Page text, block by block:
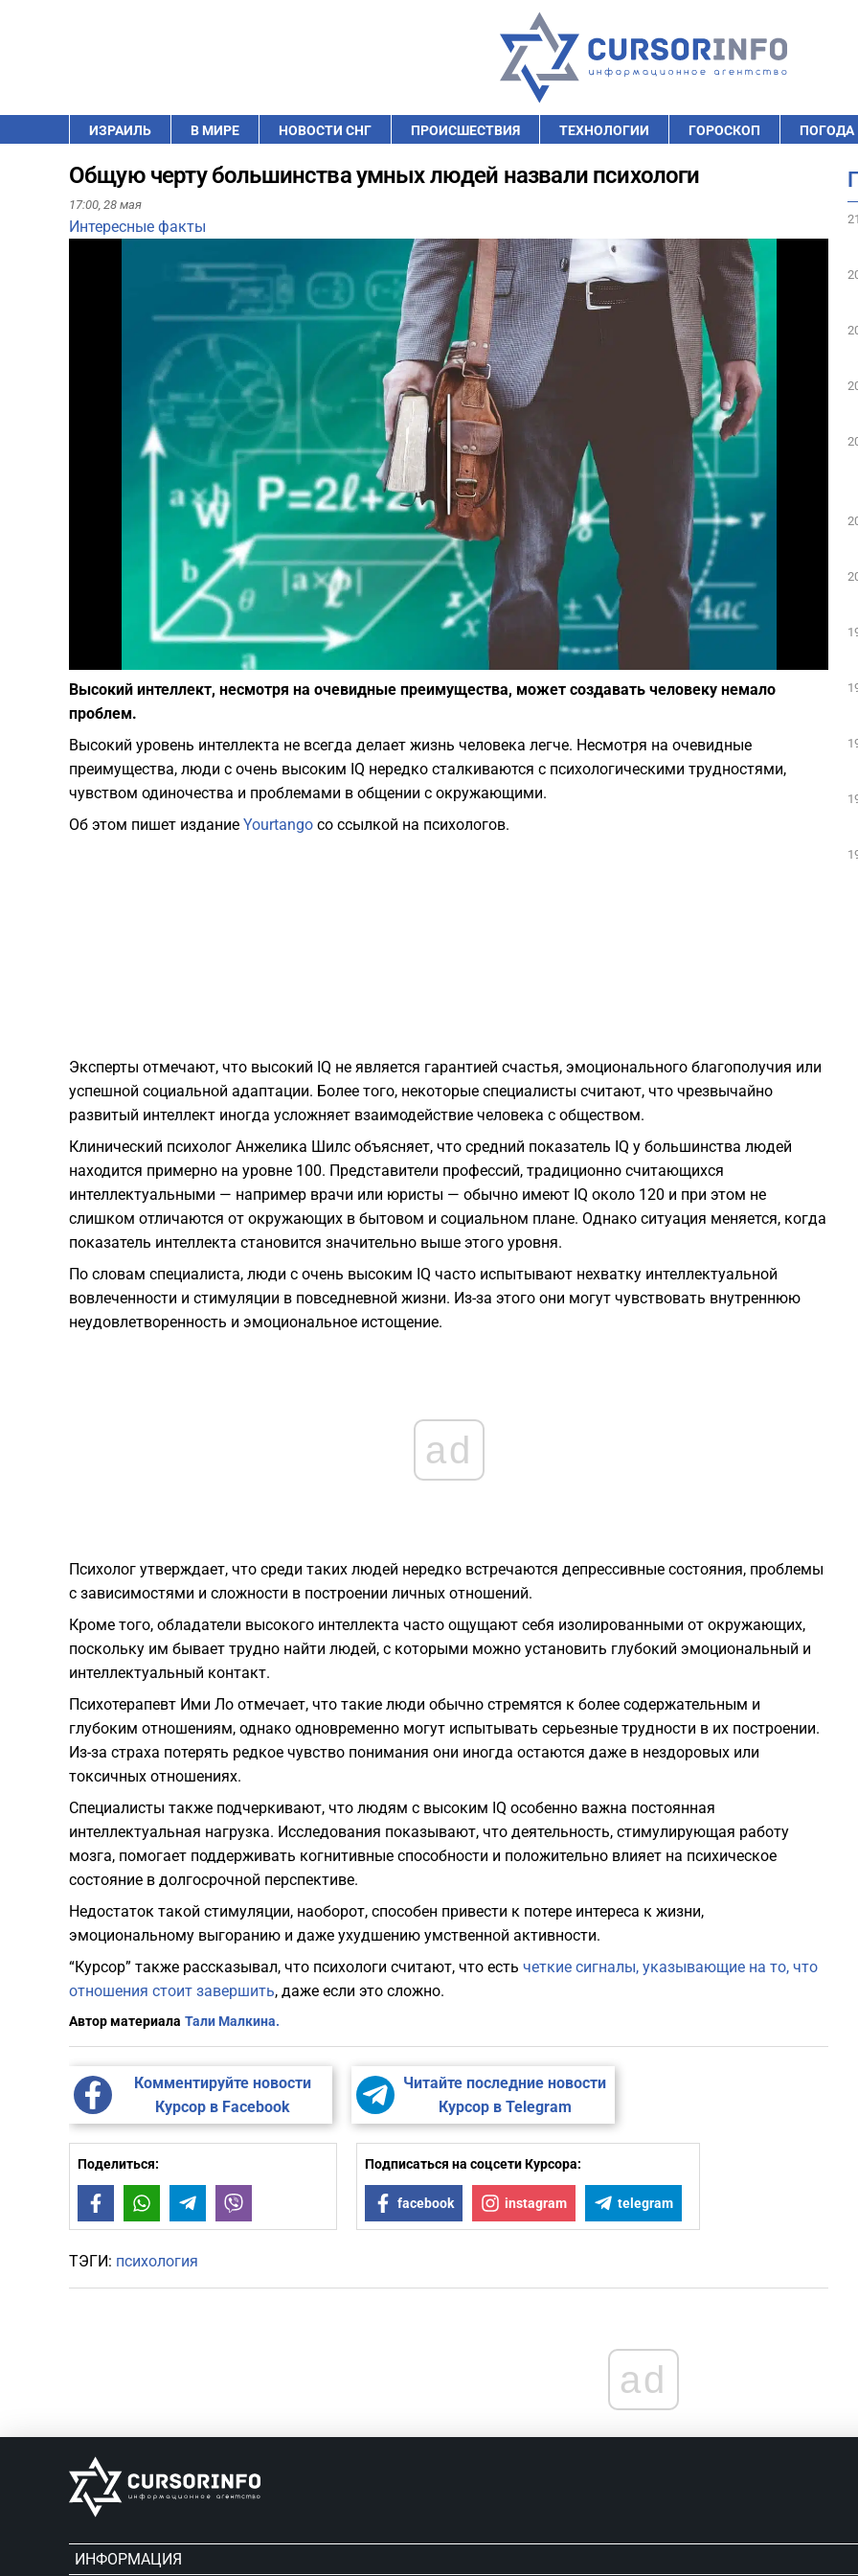
ИЗРАИЛЬ В МИРЕ НОВОСТИ СНГ ПРОИСШЕСТВИЯ ТЕХНОЛОГИИ ГОРОСКОП ПОГОДА
Общую черту большинства умных людей назвали психологи
17:00, 28 мая
Интересные факты
Play
Высокий интеллект, несмотря на очевидные преимущества, может создавать человеку немало
проблем.
Высокий уровень интеллекта не всегда делает жизнь человека легче. Несмотря на очевидные
преимущества, люди с очень высоким IQ нередко сталкиваются с психологическими трудностями,
чувством одиночества и проблемами в общении с окружающими.
Об этом пишет издание Yourtango со ссылкой на психологов.
Эксперты отмечают, что высокий IQ не является гарантией счастья, эмоционального благополучия или
успешной социальной адаптации. Более того, некоторые специалисты считают, что чрезвычайно
развитый интеллект иногда усложняет взаимодействие человека с обществом.
Клинический психолог Анжелика Шилс объясняет, что средний показатель IQ у большинства людей
находится примерно на уровне 100. Представители профессий, традиционно считающихся
интеллектуальными — например врачи или юристы — обычно имеют IQ около 120 и при этом не
слишком отличаются от окружающих в бытовом и социальном плане. Однако ситуация меняется, когда
показатель интеллекта становится значительно выше этого уровня.
По словам специалиста, люди с очень высоким IQ часто испытывают нехватку интеллектуальной
вовлеченности и стимуляции в повседневной жизни. Из-за этого они могут чувствовать внутреннюю
неудовлетворенность и эмоциональное истощение.
ad
Психолог утверждает, что среди таких людей нередко встречаются депрессивные состояния, проблемы
с зависимостями и сложности в построении личных отношений.
Кроме того, обладатели высокого интеллекта часто ощущают себя изолированными от окружающих,
поскольку им бывает трудно найти людей, с которыми можно установить глубокий эмоциональный и
интеллектуальный контакт.
Психотерапевт Ими Ло отмечает, что такие люди обычно стремятся к более содержательным и
глубоким отношениям, однако одновременно могут испытывать серьезные трудности в их построении.
Из-за страха потерять редкое чувство понимания они иногда остаются даже в нездоровых или
токсичных отношениях.
Специалисты также подчеркивают, что людям с высоким IQ особенно важна постоянная
интеллектуальная нагрузка. Исследования показывают, что деятельность, стимулирующая работу
мозга, помогает поддерживать когнитивные способности и положительно влияет на психическое
состояние в долгосрочной перспективе.
Недостаток такой стимуляции, наоборот, способен привести к потере интереса к жизни,
эмоциональному выгоранию и даже ухудшению умственной активности.
“Курсор” также рассказывал, что психологи считают, что есть четкие сигналы, указывающие на то, что
отношения стоит завершить, даже если это сложно.
Автор материала Тали Малкина.
Комментируйте новости
Курсор в Facebook
Читайте последние новости
Курсор в Telegram
Поделиться:
FacebookWhatsAppTelegram
Подписаться на соцсети Курсора:
facebook instagram telegram
ТЭГИ: психология
ad
ИНФОРМАЦИЯ